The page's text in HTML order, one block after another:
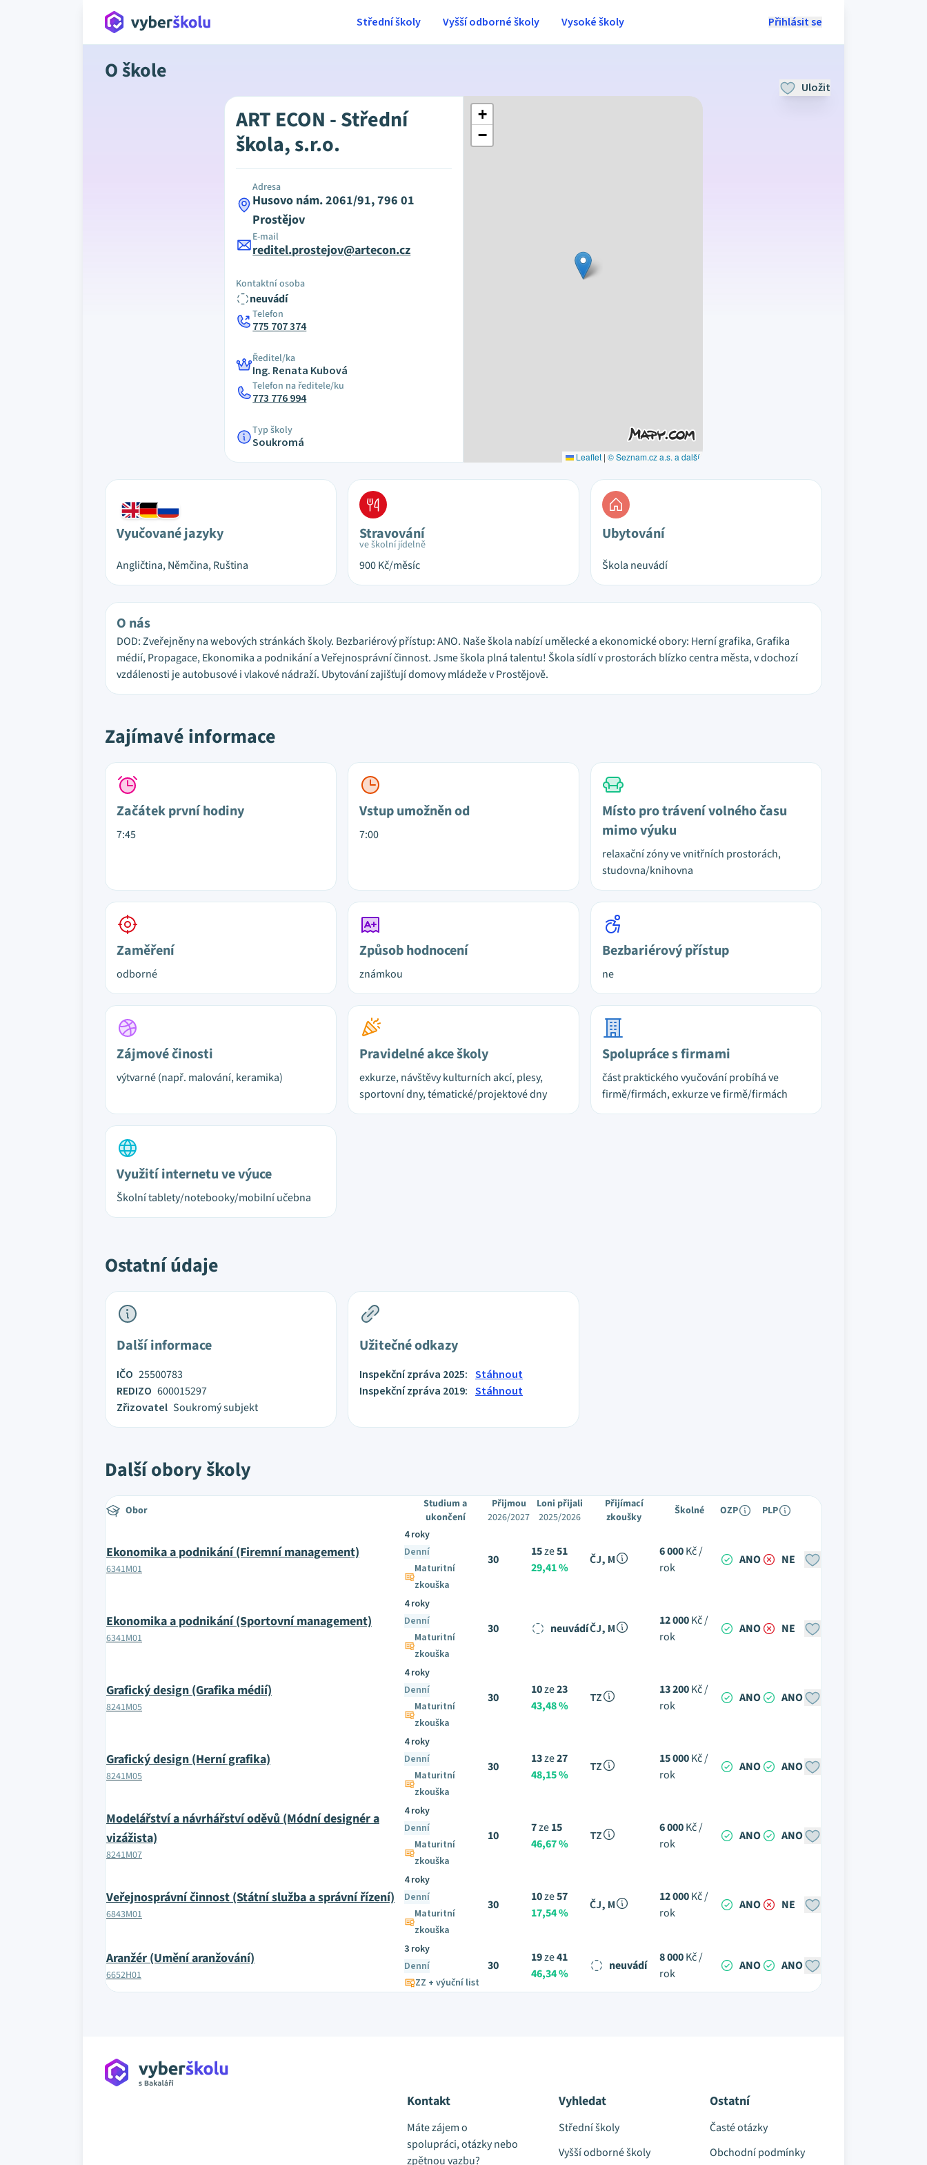
Přihlásit se
Střední školy Vyšší odborné školy Vysoké školy
O škole
Uložit
ART ECON - Střední
škola, s.r.o.
Adresa
Husovo nám. 2061/91, 796 01
Prostějov
E-mail
reditel.prostejov@artecon.cz
Kontaktní osoba
neuvádí
Telefon
775 707 374
Ředitel/ka
Ing. Renata Kubová
Telefon na ředitele/ku
773 776 994
Typ školy
Soukromá
+
−
Leaflet | © Seznam.cz a.s. a další
Vyučované jazyky
Angličtina, Němčina, Ruština
Stravování
ve školní jídelně
900Kč/měsíc
Ubytování
Škola neuvádí
O nás
DOD: Zveřejněny na webových stránkách školy. Bezbariérový přístup: ANO. Naše škola nabízí umělecké a ekonomické obory: Herní grafika, Grafika
médií, Propagace, Ekonomika a podnikání a Veřejnosprávní činnost. Jsme škola plná talentu! Škola sídlí v prostorách blízko centra města, v dochozí
vzdálenosti je autobusové i vlakové nádraží. Ubytování zajišťují domovy mládeže v Prostějově.
Zajímavé informace
Začátek první hodiny
7:45
Vstup umožněn od
7:00
Místo pro trávení volného času
mimo výuku
relaxační zóny ve vnitřních prostorách,
studovna/knihovna
Zaměření
odborné
Způsob hodnocení
známkou
Bezbariérový přístup
ne
Zájmové činosti
výtvarné (např. malování, keramika)
Pravidelné akce školy
exkurze, návštěvy kulturních akcí, plesy,
sportovní dny, tématické/projektové dny
Spolupráce s firmami
část praktického vyučování probíhá ve
firmě/firmách, exkurze ve firmě/firmách
Využití internetu ve výuce
Školní tablety/notebooky/mobilní učebna
Ostatní údaje
Další informace
IČO 25500783
REDIZO 600015297
Zřizovatel Soukromý subjekt
Užitečné odkazy
Inspekční zpráva 2025: Stáhnout
Inspekční zpráva 2019: Stáhnout
Další obory školy
Obor
Studium a
ukončení
Přijmou
2026/2027
Loni přijali
2025/2026
Přijímací
zkoušky
Školné OZP PLP
Ekonomika a podnikání (Firemní management)
6341M01
4 roky
Denní
Maturitní
zkouška
30
15ze51
29,41 %
ČJ, M
6 000Kč /
rok
ANO NE
Ekonomika a podnikání (Sportovní management)
6341M01
4 roky
Denní
Maturitní
zkouška
30 neuvádíČJ, M
12 000Kč /
rok
ANO NE
Grafický design (Grafika médií)
8241M05
4 roky
Denní
Maturitní
zkouška
30
10ze23
43,48 %
TZ
13 200Kč /
rok
ANO ANO
Grafický design (Herní grafika)
8241M05
4 roky
Denní
Maturitní
zkouška
30
13ze27
48,15 %
TZ
15 000Kč /
rok
ANO ANO
Modelářství a návrhářství oděvů (Módní designér a
vizážista)
8241M07
4 roky
Denní
Maturitní
zkouška
10
7ze15
46,67 %
TZ
6 000Kč /
rok
ANO ANO
Veřejnosprávní činnost (Státní služba a správní řízení)
6843M01
4 roky
Denní
Maturitní
zkouška
30
10ze57
17,54 %
ČJ, M
12 000Kč /
rok
ANO NE
Aranžér (Umění aranžování)
6652H01
3 roky
Denní
ZZ + výuční list
30
19ze41
46,34 %
neuvádí
8 000Kč /
rok
ANO ANO
Kontakt
Máte zájem o
spolupráci, otázky nebo
zpětnou vazbu?
Vyhledat
Střední školy
Vyšší odborné školy
Ostatní
Časté otázky
Obchodní podmínky